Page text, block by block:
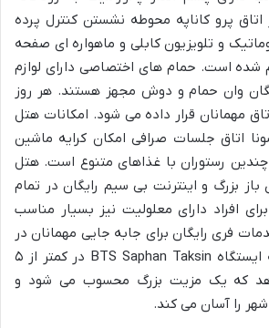
اتاق پرو کاناپه محوطه نشستن کنترل پرده
و تلویزیون کابلی و ماهواره ای صفحه
شده است. حمام های اختصاصی دارای لوازم
وان حمام و دوش مجهز هستند. هر روز
مهمانان قرار داده می شود. امکانات هتل
اتاق جلسات صرافی امکان کرایه ماشین
رستوران با غذاهای متنوع است. هتل
بزرگ و اینترنت بی سیم رایگان در تمام
افراد دارای معلولیت نیز بسیار مناسب
فری رایگان برای جابه جایی مهمانان در
رودخانه و دسترسی به ایستگاه BTS Saphan Taksin در کمتر از ۵
دهد که یک مزیت بزرگ محسوب می شود و
را آسان می کند.